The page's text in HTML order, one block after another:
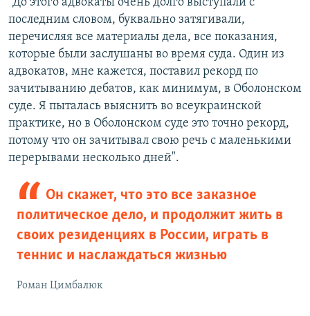
"До этого адвокаты очень долго выступали с
последним словом, буквально затягивали,
перечисляя все материалы дела, все показания,
которые были заслушаны во время суда. Один из
адвокатов, мне кажется, поставил рекорд по
зачитыванию дебатов, как минимум, в Оболонском
суде. Я пыталась выяснить во всеукраинской
практике, но в Оболонском суде это точно рекорд,
потому что он зачитывал свою речь с маленькими
перерывами несколько дней".
Он скажет, что это все заказное
политическое дело, и продолжит жить в
своих резиденциях в России, играть в
теннис и наслаждаться жизнью
Роман Цимбалюк